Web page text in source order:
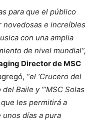
para que el público
novedosas e increíbles
con una amplia
de nivel mundial”,
Director de MSC
“el ‘Crucero del
Baile y “’MSC Solas
les permitirá a
días a pura